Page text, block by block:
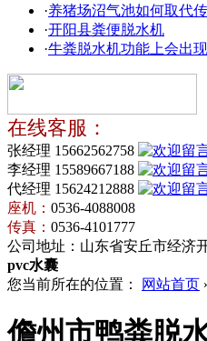
·养猪场沼气池如何取代
·开阳县粪便脱水机
·牛粪脱水机功能上会出
在线客服：
张经理 15662562758
李经理 15589667188
代经理 15624212888
座机： 0536-4088008
传真： 0536-4101777
公司地址：山东省安丘市经济
pvc水囊
您当前所在的位置：
网站首页
儋州市鸭粪脱